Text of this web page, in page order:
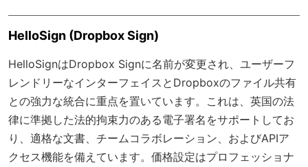
HelloSign (Dropbox Sign)
HelloSignはDropbox Signに名前が変更され、ユーザーフ
レンドリーなインターフェイスとDropboxのファイル共有
との強力な統合に重点を置いています。これは、英国の法
律に準拠した法的拘束力のある電子署名をサポートしてお
り、適格な文書、チームコラボレーション、およびAPIア
クセス機能を備えています。価格設定はプロフェッショナ